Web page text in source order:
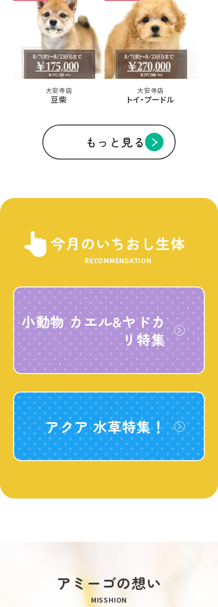
大安寺店
豆柴
大安寺店
トイ・プードル
もっと見る
今月のいちおし生体
RECOMMENDATION
小動物 カエル&ヤドカ
リ特集
アクア 水草特集！
アミーゴの想い
MISSHION